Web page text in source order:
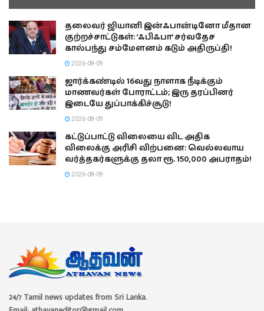
தலைவர் ஜியானி இன்ஃபான்டினோ மீதான
குற்றச்சாட்டுகள்: ‘ஃபிஃபா’ சர்வதேச
கால்பந்து சம்மேளனம் கடும் அதிருப்தி!
2026-08-09
ஜார்க்கண்டில் 16வது நாளாக நீடிக்கும்
மாணவர்கள் போராட்டம்; இரு தரப்பினர்
இடையே துப்பாக்கிச்சூடு!
2026-08-09
கட்டுப்பாட்டு விலையை விட அதிக
விலைக்கு அரிசி விற்பனை: வெல்லவாய
வர்த்தகர்களுக்கு தலா ரூ. 150,000 அபராதம்!
2026-08-09
24/7 Tamil news updates from Sri Lanka.